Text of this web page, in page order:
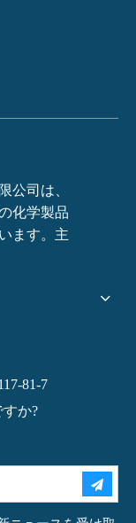
公司は、
化学製品
ます。主
81-7
か?